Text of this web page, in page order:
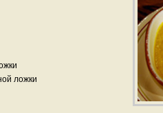
ложки